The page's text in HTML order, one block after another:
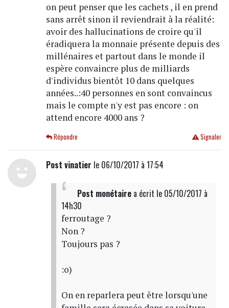
on peut penser que les cachets , il en prend
sans arrêt sinon il reviendrait à la réalité:
avoir des hallucinations de croire qu'il
éradiquera la monnaie présente depuis des
millénaires et partout dans le monde il
espère convaincre plus de milliards
d'individus bientôt 10 dans quelques
années..:40 personnes en sont convaincus
mais le compte n'y est pas encore : on
attend encore 4000 ans ?
Signaler
Répondre
Post vinatier le 06/10/2017 à 17:54
Post monétairea écrit le 05/10/2017 à
14h30
ferroutage ?
Non ?
Toujours pas ?
:o)
On en reparlera peut être lorsqu'une